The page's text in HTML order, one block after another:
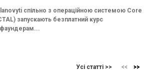
спільно з операційною системою Core
запускають безплатний курс
фаундерам...
Усі статті >>